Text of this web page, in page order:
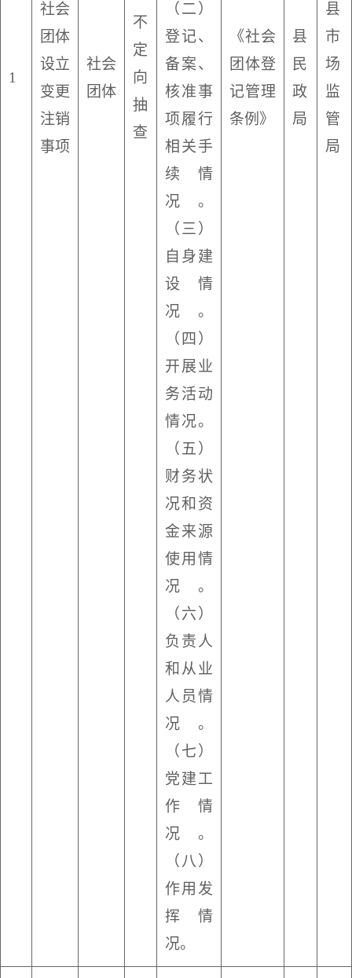
1
社会
团体
设立
变更
注销
事项
社会
团体
不
定
向
抽
查
（二）
登记、
备案、
核准事
项履行
相关手
续情
况。
（三）
自身建
设情
况。
（四）
开展业
务活动
情况。
（五）
财务状
况和资
金来源
使用情
况。
（六）
负责人
和从业
人员情
况。
（七）
党建工
作情
况。
（八）
作用发
挥情
况。
《社会
团体登
记管理
条例》
县
民
政
局
县
市
场
监
管
局